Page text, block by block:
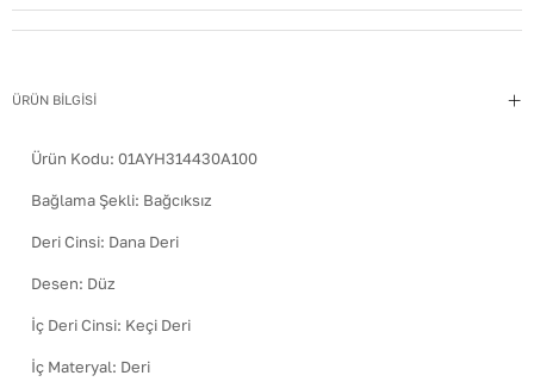
ÜRÜN BİLGİSİ
Ürün Kodu: 01AYH314430A100
Bağlama Şekli: Bağcıksız
Deri Cinsi: Dana Deri
Desen: Düz
İç Deri Cinsi: Keçi Deri
İç Materyal: Deri